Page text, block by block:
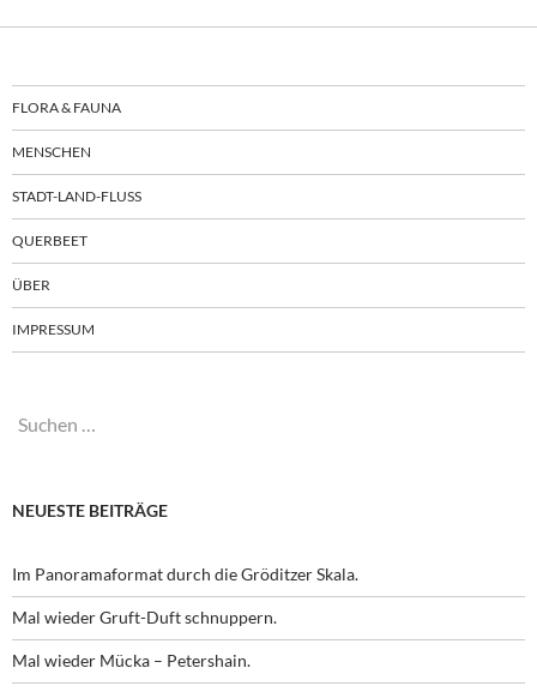
FLORA & FAUNA
MENSCHEN
STADT-LAND-FLUSS
QUERBEET
ÜBER
IMPRESSUM
Suchen
NEUESTE BEITRÄGE
Im Panoramaformat durch die Gröditzer Skala.
Mal wieder Gruft-Duft schnuppern.
Mal wieder Mücka – Petershain.